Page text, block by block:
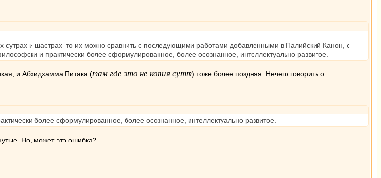
сутрах и шастрах, то их можно сравнить с последующими работами добавленными в Палийский Канон, с
и практически более сформулированное, более осознанное, интеллектуально развитое.
и Абхидхамма Питака (там где это не копия сутт) тоже более поздняя. Нечего говорить о
более сформулированное, более осознанное, интеллектуально развитое.
Но, может это ошибка?